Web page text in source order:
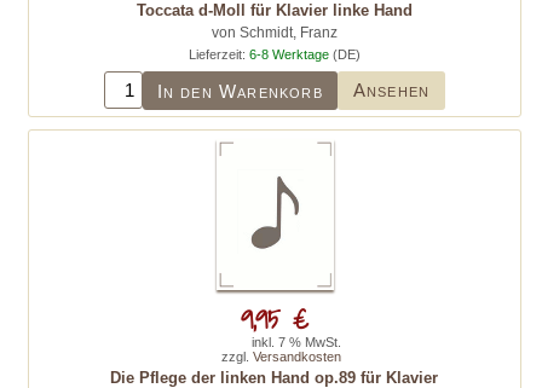
Toccata d-Moll für Klavier linke Hand
von Schmidt, Franz
Lieferzeit: 6-8 Werktage(DE)
In den Warenkorb Ansehen
Die Pflege der linken Hand op.89 für Klavier
9,95 €
inkl. 7 % MwSt.
zzgl. Versandkosten